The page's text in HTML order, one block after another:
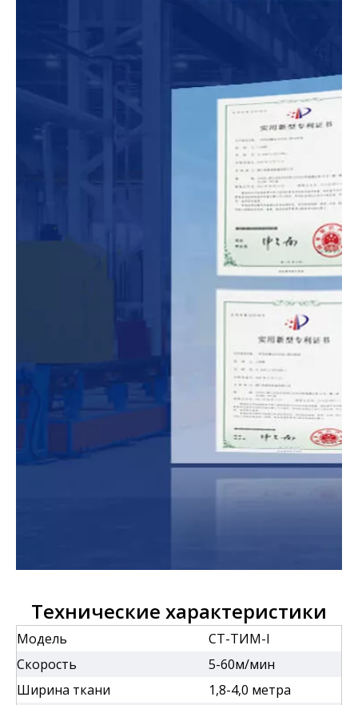
Технические характеристики
Модель
СТ-ТИМ-I
Скорость
5-60м/мин
Ширина ткани
1,8-4,0 метра